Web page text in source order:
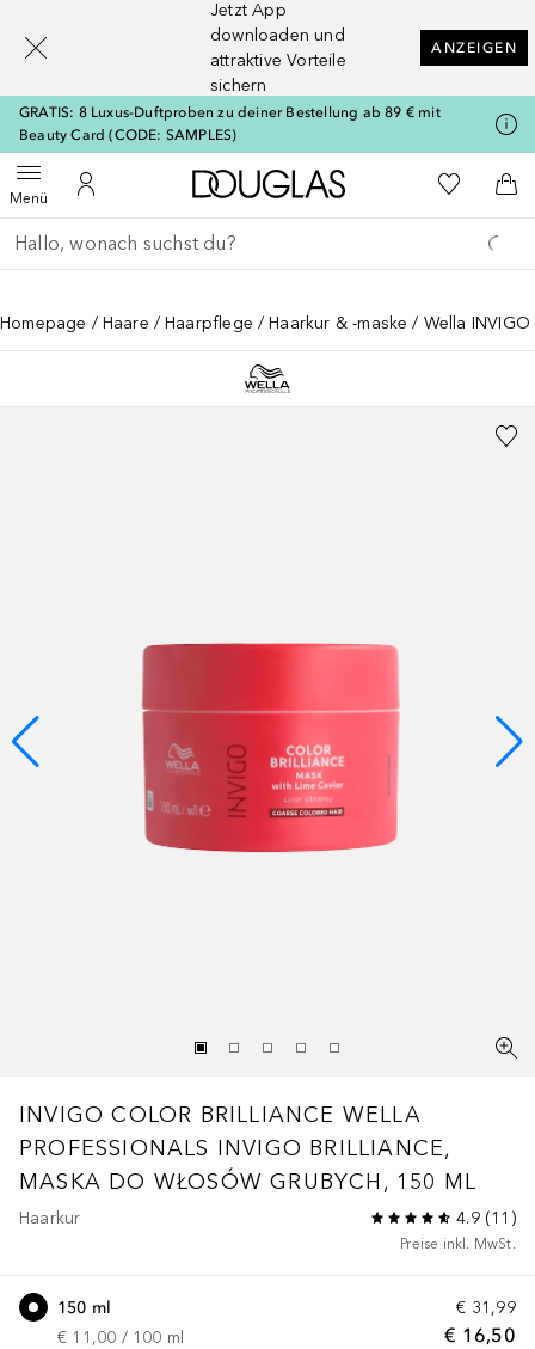
Jetzt App
downloaden und
attraktive Vorteile
sichern
ANZEIGEN
GRATIS: 8 Luxus-Duftproben zu deiner Bestellung ab 89 € mit
Beauty Card (CODE: SAMPLES)
MenüMenü öffnenZu Meinem Kundenkonto
Zur Douglas Startseite
Zu Meiner
Gehe zurück
Suche ausführen
Homepage Haare Haarpflege Haarkur & -maske Wella
INVIGO COLOR BRILLIANCE WELLA
PROFESSIONALS INVIGO BRILLIANCE,
MASKA DO WŁOSÓW GRUBYCH, 150 ML
Haarkur 4.9(11 )
Preise inkl. MwSt.
€ 31,99
€ 16,50
150 ml
€ 11,00 / 100 ml
[navigation.slideout.screenreader]